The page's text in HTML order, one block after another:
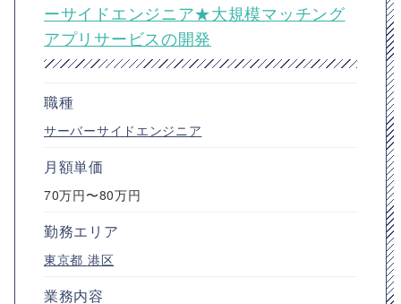
ーサイドエンジニア★大規模マッチング
アプリサービスの開発
職種
サーバーサイドエンジニア
月額単価
70万円〜80万円
勤務エリア
東京都 港区
業務内容